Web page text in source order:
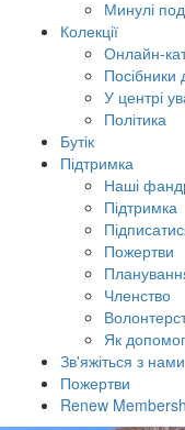
Минулі
Колекції
Онлайн-
Посібники
У центрі
Політика
Бутік
Підтримка
Наші
Підтримка
Пожертви
Членство
Як
Зв'яжіться з нами
Пожертви
Renew